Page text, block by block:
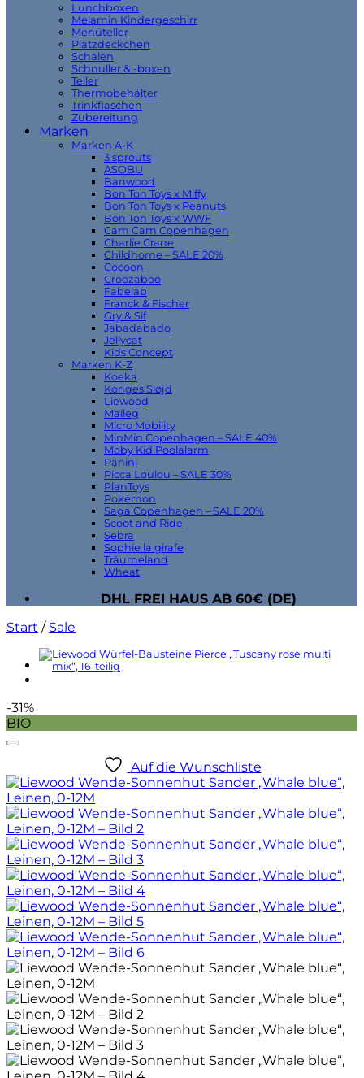
Lunchboxen
Melamin Kindergeschirr
Menüteller
Platzdeckchen
Schalen
Schnuller & -boxen
Teller
Thermobehälter
Trinkflaschen
Zubereitung
Marken
Marken A-K
3 sprouts
ASOBU
Banwood
Bon Ton Toys x Miffy
Bon Ton Toys x Peanuts
Bon Ton Toys x WWF
Cam Cam Copenhagen
Charlie Crane
Childhome – SALE 20%
Cocoon
Croozaboo
Fabelab
Franck & Fischer
Gry & Sif
Jabadabado
Jellycat
Kids Concept
Marken K-Z
Koeka
Konges Sløjd
Liewood
Maileg
Micro Mobility
MinMin Copenhagen – SALE 40%
Moby Kid Poolalarm
Panini
Picca Loulou – SALE 30%
PlanToys
Pokémon
Saga Copenhagen – SALE 20%
Scoot and Ride
Sebra
Sophie la girafe
Träumeland
Wheat
DHL FREI HAUS AB 60€ (DE)
Start / Sale
-31%
BIO
Auf die Wunschliste